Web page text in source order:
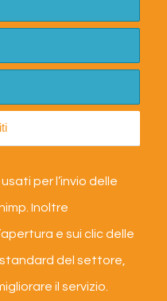
per l’invio delle
Inoltre
e sui clic delle
del settore,
il servizio.